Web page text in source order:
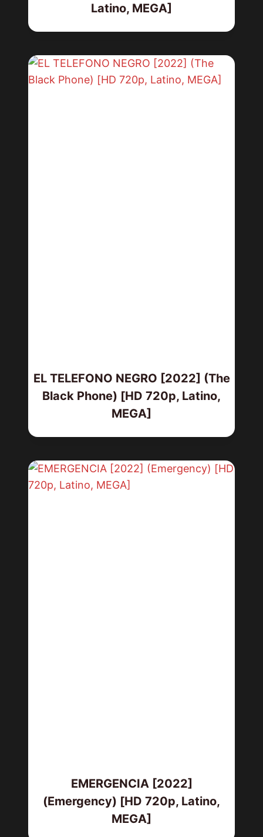
Latino, MEGA]
EL TELEFONO NEGRO [2022] (The
Black Phone) [HD 720p, Latino,
MEGA]
EMERGENCIA [2022]
(Emergency) [HD 720p, Latino,
MEGA]